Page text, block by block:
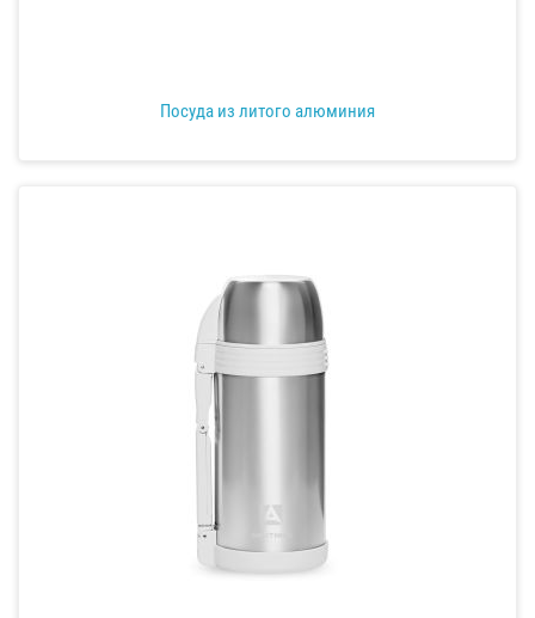
Посуда из литого алюминия